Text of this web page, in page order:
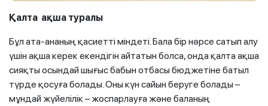
Қалта ақша туралы
Бұл ата-ананың қасиетті міндеті. Бала бір нәрсе сатып алу
үшін ақша керек екендігін айтатын болса, онда қалта ақша
сияқты осындай шығыс бабын отбасы бюджетіне батыл
түрде қосуға болады. Оны күн сайын беруге болады –
мұндай жүйелілік – жоспарлауға және баланың